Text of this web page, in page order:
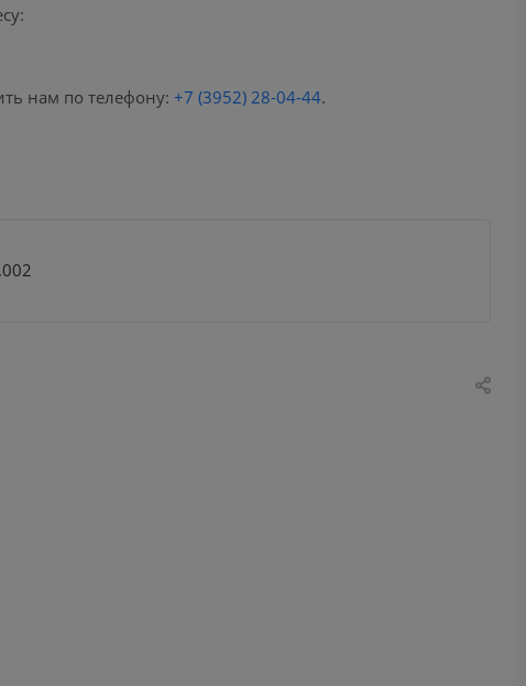
нам по телефону: +7 (3952) 28-04-44.